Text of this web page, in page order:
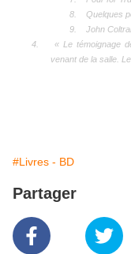
8.
Quelques
9.
John
4.
« Le témoignage
venant de la salle.
#Livres - BD
Partager